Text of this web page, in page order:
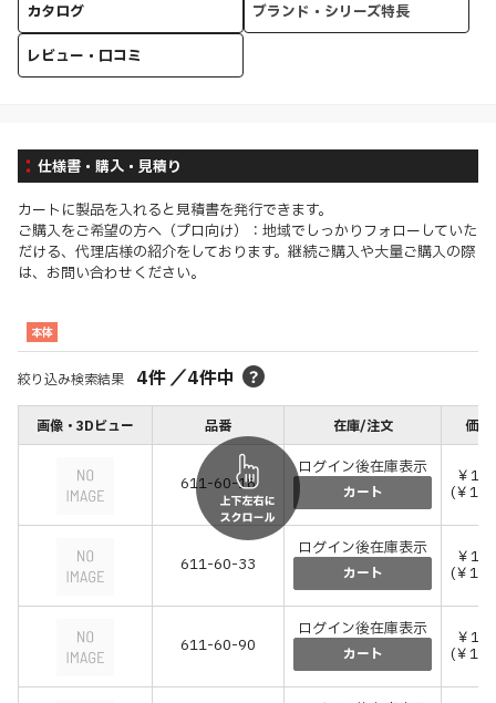
カタログ
ブランド・シリーズ特長
レビュー・口コミ
仕様書・購入・見積り
カートに製品を入れると見積書を発行できます。
ご購入をご希望の方へ（プロ向け）：地域でしっかりフォローしていた
だける、代理店様の紹介をしております。継続ご購入や大量ご購入の際
は、お問い合わせください。
本体
絞り込み検索結果 4件／4件中
画像・3Dビュー 品番 在庫/注文 価格
611-60-18
ログイン後在庫表示
カート
￥
(￥
611-60-33
ログイン後在庫表示
カート
￥
(￥
611-60-90
ログイン後在庫表示
カート
￥
(￥